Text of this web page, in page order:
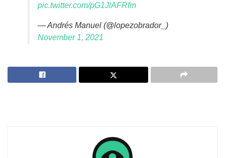
pic.twitter.com/pG1JlAFRfm
— Andrés Manuel (@lopezobrador_)
November 1, 2021